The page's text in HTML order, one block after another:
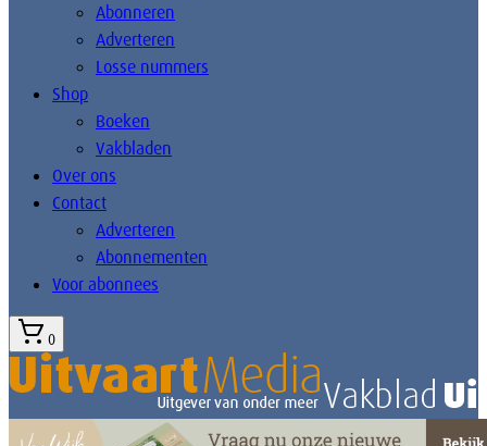
Abonneren
Adverteren
Losse nummers
Shop
Boeken
Vakbladen
Over ons
Contact
Adverteren
Abonnementen
Voor abonnees
0